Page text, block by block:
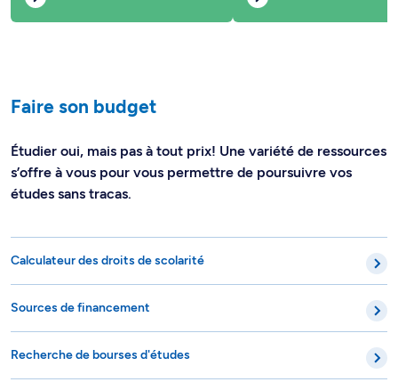
Faire son budget
Étudier oui, mais pas à tout prix! Une variété de ressources
s’offre à vous pour vous permettre de poursuivre vos
études sans tracas.
Calculateur des droits de scolarité
Sources de financement
Recherche de bourses d'études